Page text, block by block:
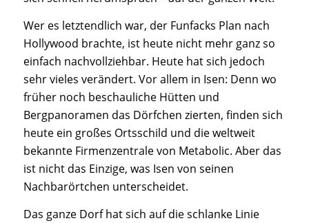
Wer es letztendlich war, der Funfacks Plan nach
Hollywood brachte, ist heute nicht mehr ganz so
einfach nachvollziehbar. Heute hat sich jedoch
sehr vieles verändert. Vor allem in Isen: Denn wo
früher noch beschauliche Hütten und
Bergpanoramen das Dörfchen zierten, finden sich
heute ein großes Ortsschild und die weltweit
bekannte Firmenzentrale von Metabolic. Aber das
ist nicht das Einzige, was Isen von seinen
Nachbarörtchen unterscheidet.
Das ganze Dorf hat sich auf die schlanke Linie